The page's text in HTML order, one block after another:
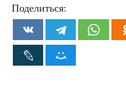
Поделиться: